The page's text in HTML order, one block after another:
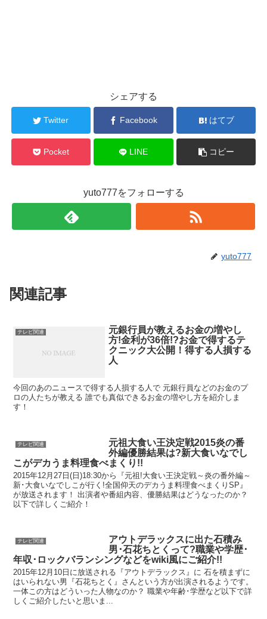
シェアする
Twitter Facebook はてブ
Pocket LINE コピー
yuto777をフォローする
yuto777
関連記事
テレビ関連
元銀行員が教えるお金の増やし
方!金利が36倍!?お金で得するテ
クニック大公開！得する人損する
人
今回のあのニュースで得する人損する人で 元銀行員などのお金のプ
ロの人たちが教える 誰でも真似できるお金の増やし方を紹介しま
す！
テレビ関連
元祖大食い王決定戦2015炎の番
外編優勝結果は?新大食いなでし
こがデカうま料理食べまくり!!
2015年12月27日(日)18:30から『元祖!大食い王決定戦～炎の番外編～
新･大食いなでしこが行く!全国仰天のデカうま料理食べまくりSP』
が放送されます！ 出演者や番組内容、優勝結果はどうなったのか？
以下で詳しくご紹介！
テレビ関連
アウトデラックスに出た石積み
男･石花ちとくって?職業や学歴･
年収･ロックバランシングなどをwiki風にご紹介!!
2015年12月10日に放送される『アウトデラックス』に 石を積まずに
はいられない男『石花ちとく』さんという方が出演されるようです。
一体この方はどういった人物なのか？ 職業や年齢･学歴など以下で詳
しくご紹介したいと思いま...